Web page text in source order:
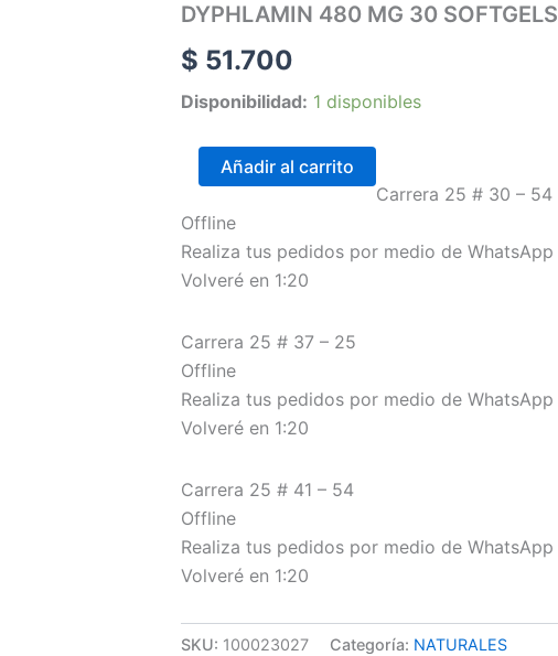
DYPHLAMIN 480 MG 30 SOFTGELS
$ 51.700
Disponibilidad: 1 disponibles
SOFTGELS
cantidad
Añadir al carrito
Carrera 25 # 30 – 54
Offline
Realiza tus pedidos por medio de WhatsApp
Volveré en 1:20
Carrera 25 # 37 – 25
Offline
Realiza tus pedidos por medio de WhatsApp
Volveré en 1:20
Carrera 25 # 41 – 54
Offline
Realiza tus pedidos por medio de WhatsApp
Volveré en 1:20
SKU: 100023027 Categoría: NATURALES